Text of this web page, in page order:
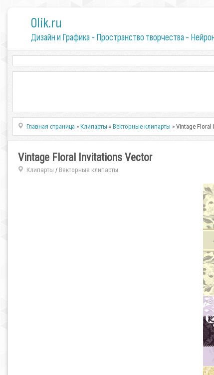
0lik.ru
Дизайн и Графика - Пространство творчества -
Главная страница »Клипарты »Векторные клипарты » Vintage
Vintage Floral Invitations Vector
Клипарты / Векторные клипарты